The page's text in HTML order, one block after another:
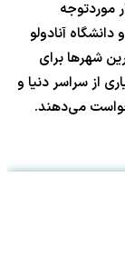
موردتوجه
آنادولو
شهرها برای
از سراسر دنیا و
می‌دهند.